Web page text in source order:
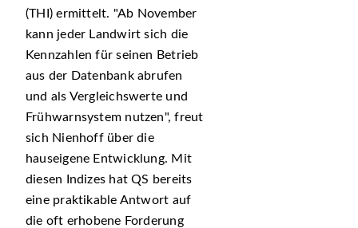
(THI) ermittelt.
Ab November
kann jeder Landwirt sich die
Kennzahlen für seinen Betrieb
aus der Datenbank abrufen
und als Vergleichswerte und
Frühwarnsystem nutzen , freut
sich Nienhoff über die
hauseigene Entwicklung. Mit
diesen Indizes hat QS bereits
eine praktikable Antwort auf
die oft erhobene Forderung